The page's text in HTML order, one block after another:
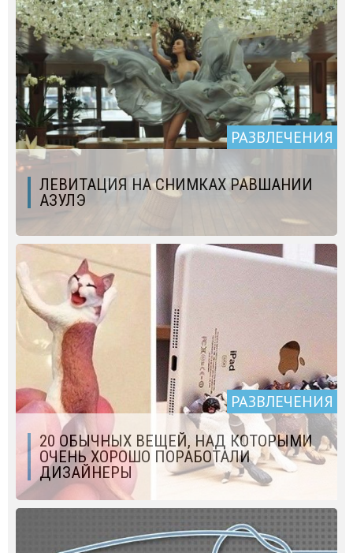
РАЗВЛЕЧЕНИЯ
ЛЕВИТАЦИЯ НА СНИМКАХ РАВШАНИИ
АЗУЛЭ
РАЗВЛЕЧЕНИЯ
20 ОБЫЧНЫХ ВЕЩЕЙ, НАД КОТОРЫМИ
ОЧЕНЬ ХОРОШО ПОРАБОТАЛИ
ДИЗАЙНЕРЫ